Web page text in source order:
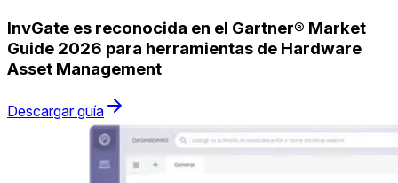
InvGate es reconocida en el Gartner® Market
Guide 2026 para herramientas de Hardware
Asset Management
Descargar guía